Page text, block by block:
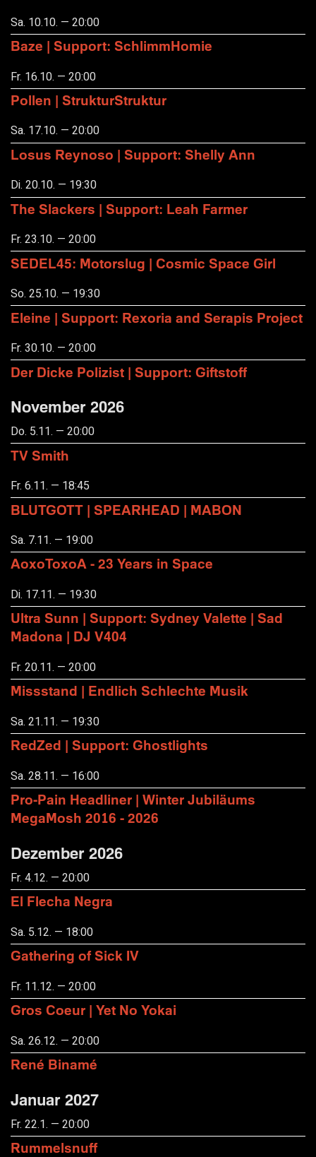
Sa. 10.10. — 20:00
Baze | Support: SchlimmHomie
Fr. 16.10. — 20:00
Pollen | StrukturStruktur
Sa. 17.10. — 20:00
Losus Reynoso | Support: Shelly Ann
Di. 20.10. — 19:30
The Slackers | Support: Leah Farmer
Fr. 23.10. — 20:00
SEDEL45: Motorslug | Cosmic Space Girl
So. 25.10. — 19:30
Eleine | Support: Rexoria and Serapis Project
Fr. 30.10. — 20:00
Der Dicke Polizist | Support: Giftstoff
November 2026
Do. 5.11. — 20:00
TV Smith
Fr. 6.11. — 18:45
BLUTGOTT | SPEARHEAD | MABON
Sa. 7.11. — 19:00
AoxoToxoA - 23 Years in Space
Di. 17.11. — 19:30
Ultra Sunn | Support: Sydney Valette | Sad
Madona | DJ V404
Fr. 20.11. — 20:00
Missstand | Endlich Schlechte Musik
Sa. 21.11. — 19:30
RedZed | Support: Ghostlights
Sa. 28.11. — 16:00
Pro-Pain Headliner | Winter Jubiläums
MegaMosh 2016 - 2026
Dezember 2026
Fr. 4.12. — 20:00
El Flecha Negra
Sa. 5.12. — 18:00
Gathering of Sick IV
Fr. 11.12. — 20:00
Gros Coeur | Yet No Yokai
Sa. 26.12. — 20:00
René Binamé
Januar 2027
Fr. 22.1. — 20:00
Rummelsnuff